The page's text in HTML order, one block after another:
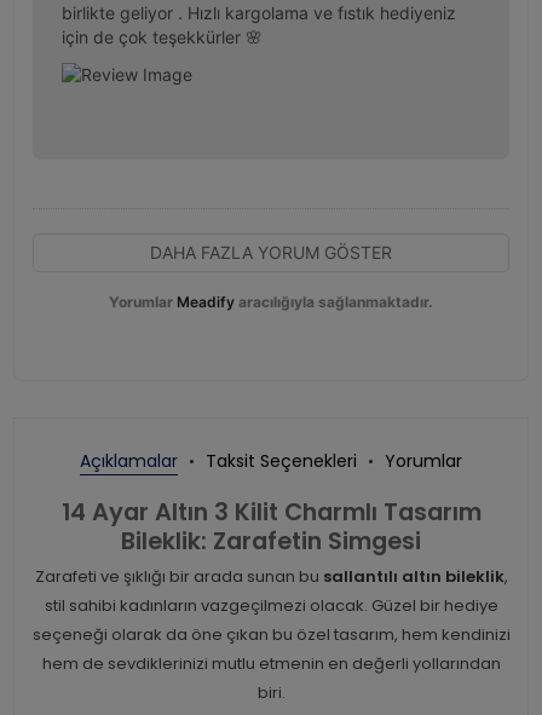
birlikte geliyor . Hızlı kargolama ve fıstık hediyeniz
için de çok teşekkürler 🌸
DAHA FAZLA YORUM GÖSTER
Yorumlar Meadify aracılığıyla sağlanmaktadır.
Açıklamalar Taksit Seçenekleri Yorumlar
14 Ayar Altın 3 Kilit Charmlı Tasarım
Bileklik: Zarafetin Simgesi
Zarafeti ve şıklığı bir arada sunan bu sallantılı altın bileklik,
stil sahibi kadınların vazgeçilmezi olacak. Güzel bir hediye
seçeneği olarak da öne çıkan bu özel tasarım, hem kendinizi
hem de sevdiklerinizi mutlu etmenin en değerli yollarından
biri.